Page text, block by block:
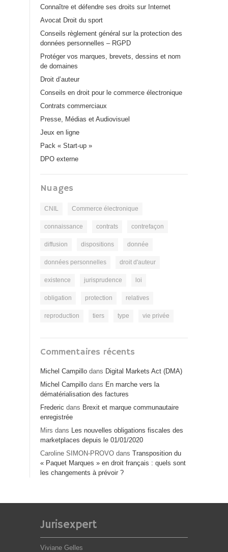
Connaître et défendre ses droits sur Internet
Avocat Droit du sport
Conseils règlement général sur la protection des
données personnelles – RGPD
Protéger vos marques, brevets, dessins et nom
de domaines
Droit d’auteur
Conseils en droit pour le commerce électronique
Contrats commerciaux
Presse, Médias et Audiovisuel
Jeux en ligne
Pack « Start-up »
DPO externe
Nuages
CNIL Commerce électronique
connaissance contrats contrefaçon
diffusion dispositions donnée
données personnelles droit d'auteur
existence jurisprudence loi
obligation protection relatives
reproduction tiers type vie privée
Commentaires récents
Michel Campillo dans Digital Markets Act (DMA)
Michel Campillo dans En marche vers la
dématérialisation des factures
Frederic dans Brexit et marque communautaire
enregistrée
Mirs dans Les nouvelles obligations fiscales des
marketplaces depuis le 01/01/2020
Caroline SIMON-PROVO dans Transposition du
« Paquet Marques » en droit français : quels sont
les changements à prévoir ?
Jurisexpert
Viviane Gelles